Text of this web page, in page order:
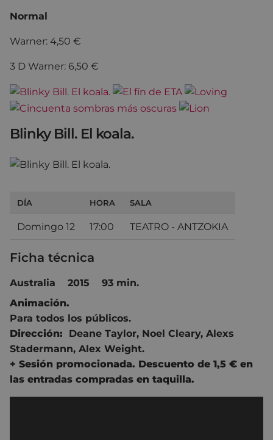
Normal
Warner: 4,50 €
3 D Warner: 6,50 €
Blinky Bill. El koala.
DÍA HORA SALA
Domingo 12 17:00 TEATRO - ANTZOKIA
Ficha técnica
Australia 2015 93 min.
Animación.
Para todos los públicos.
Dirección:
Deane Taylor, Noel Cleary, Alexs
Stadermann, Alex Weight.
+ Sesión promocionada. Descuento de 1,5 € en
las entradas compradas en taquilla.